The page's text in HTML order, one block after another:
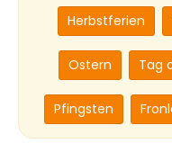
Herbstferien
Ostern Tag
Pfingsten